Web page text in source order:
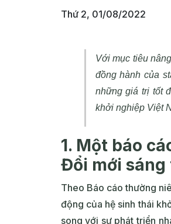
Thứ 2, 01/08/2022
Với mục tiêu
đồng hành của
những giá trị tốt
khởi nghiệp Việt
1. Một báo
Đổi mới sáng
Theo Báo cáo thường
động của hệ sinh thái
song với sự phát triển